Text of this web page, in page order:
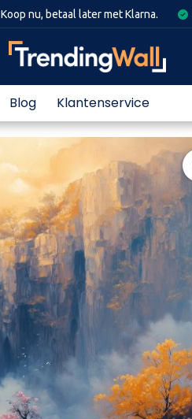
Koop nu, betaal later met Klarna.
Blog Klantenservice